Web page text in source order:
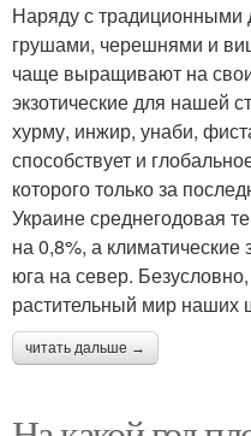
Наряду с традиционными
грушами, черешнями и
чаще выращивают на
экзотические для нашей
хурму, инжир, унаби,
способствует и
которого только за
Украине среднегодовая
на 0,8%, а
юга на север.
растительный мир наших
читать дальше →